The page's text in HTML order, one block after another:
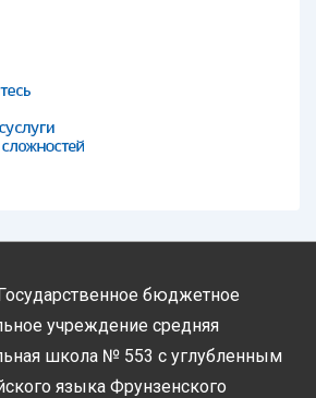
бюджетное
учреждение средняя
школа № 553 с углубленным
языка Фрунзенского